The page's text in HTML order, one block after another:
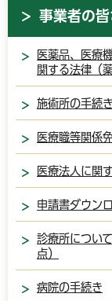
事業者の
医薬品、医療
関する法律（
施術所の手続き
医療職等関係
医療法人に関
申請書ダウン
診療所につい
点）
病院の手続き